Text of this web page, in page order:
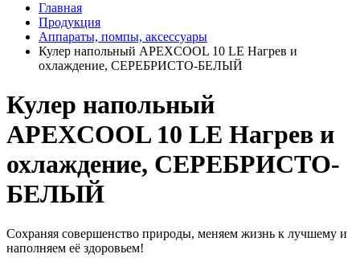
Главная
Продукция
Аппараты, помпы, аксессуары
Кулер напольный APEXCOOL 10 LE Нагрев и
охлаждение, СЕРЕБРИСТО-БЕЛЫЙ
Кулер напольный
APEXCOOL 10 LE Нагрев и
охлаждение, СЕРЕБРИСТО-
БЕЛЫЙ
Сохраняя совершенство природы, меняем жизнь к лучшему и
наполняем её здоровьем!